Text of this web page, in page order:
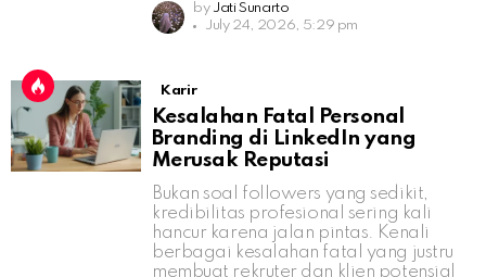
by Jati Sunarto
July 24, 2026, 5:29 pm
Karir
Kesalahan Fatal Personal
Branding di LinkedIn yang
Merusak Reputasi
Bukan soal followers yang sedikit,
kredibilitas profesional sering kali
hancur karena jalan pintas. Kenali
berbagai kesalahan fatal yang justru
membuat rekruter dan klien potensial